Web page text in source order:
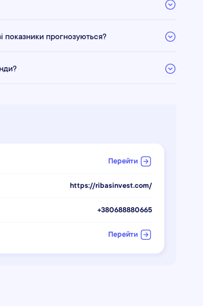
показники прогнозуються?
Перейти
https://ribasinvest.com/
+380688880665
Перейти